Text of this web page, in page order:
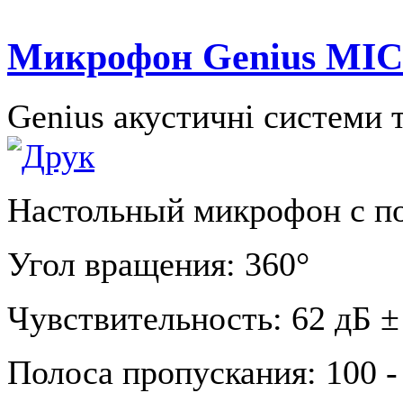
Микрофон Genius
Genius акустичні системи
Настольный микрофон с
Угол вращения: 360°
Чувствительность: 62 дБ
Полоса пропускания: 100